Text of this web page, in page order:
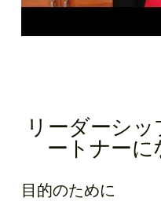
リーダーシ
ートナー
目的のために